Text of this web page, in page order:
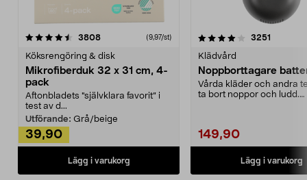
3808recensioner (9,97/st)
Köksrengöring & disk
Mikrofiberduk 32 x 31 cm, 4-
pack
Aftonbladets "självklara favorit” i
test av d...
Utförande: Grå/beige
39,90
Lägg i varukorg
4.0av 5 stjärnor 3251
Klädvård
Noppborttagare
Vårda kläder och andra
ta bort noppor och ludd.
149,90
Lägg i varukorg
4.5av 5 stjärnor